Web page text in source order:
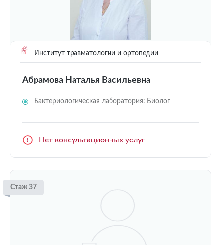
Институт травматологии и ортопедии
Абрамова Наталья Васильевна
Бактериологическая лаборатория: Биолог
Нет консультационных услуг
Стаж 37